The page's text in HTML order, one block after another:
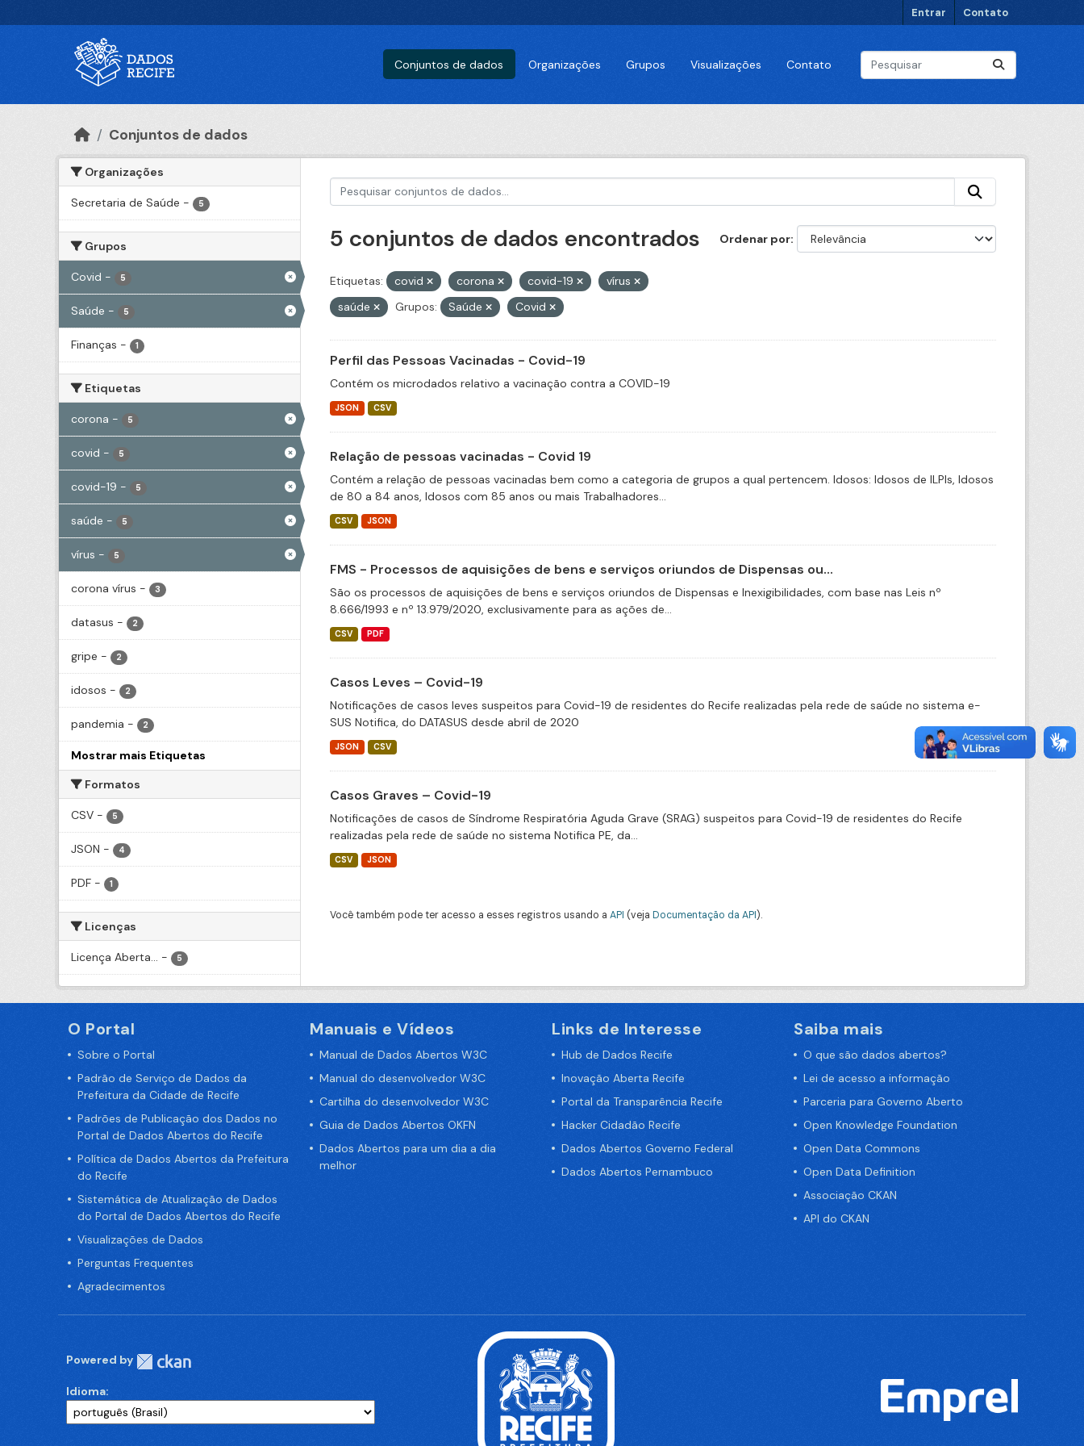
Entrar Contato
Conjuntos de dados Organizações Grupos Visualizações Contato
Conjuntos de dados
Organizações
Secretaria de Saúde - 5
Grupos
Covid - 5
Saúde - 5
Finanças - 1
Etiquetas
corona - 5
covid - 5
covid-19 - 5
saúde - 5
vírus - 5
corona vírus - 3
datasus - 2
gripe - 2
idosos - 2
pandemia - 2
Mostrar mais Etiquetas
Formatos
CSV - 5
JSON - 4
PDF - 1
Licenças
Licença Aberta... - 5
Ordenar por
5 conjuntos de dados encontrados
Etiquetas: covid corona covid-19
vírus
saúde
Grupos: Saúde Covid
Perfil das Pessoas Vacinadas - Covid-19
Contém os microdados relativo a vacinação contra a COVID-19
JSON CSV
Relação de pessoas vacinadas - Covid 19
Contém a relação de pessoas vacinadas bem como a categoria de grupos a qual pertencem. Idosos: Idosos de ILPIs, Idosos
de 80 a 84 anos, Idosos com 85 anos ou mais Trabalhadores...
CSV JSON
FMS - Processos de aquisições de bens e serviços oriundos de Dispensas ou...
São os processos de aquisições de bens e serviços oriundos de Dispensas e Inexigibilidades, com base nas Leis nº
8.666/1993 e nº 13.979/2020, exclusivamente para as ações de...
CSV PDF
Casos Leves – Covid-19
Notificações de casos leves suspeitos para Covid-19 de residentes do Recife realizadas pela rede de saúde no sistema e-
SUS Notifica, do DATASUS desde abril de 2020
JSON CSV
Casos Graves – Covid-19
Notificações de casos de Síndrome Respiratória Aguda Grave (SRAG) suspeitos para Covid-19 de residentes do Recife
realizadas pela rede de saúde no sistema Notifica PE, da...
CSV JSON
Você também pode ter acesso a esses registros usando a API (veja Documentação da API).
O Portal
Sobre o Portal
Padrão de Serviço de Dados da
Prefeitura da Cidade de Recife
Padrões de Publicação dos Dados no
Portal de Dados Abertos do Recife
Política de Dados Abertos da Prefeitura
do Recife
Sistemática de Atualização de Dados
do Portal de Dados Abertos do Recife
Visualizações de Dados
Perguntas Frequentes
Agradecimentos
Manuais e Vídeos
Manual de Dados Abertos W3C
Manual do desenvolvedor W3C
Cartilha do desenvolvedor W3C
Guia de Dados Abertos OKFN
Dados Abertos para um dia a dia
melhor
Links de Interesse
Hub de Dados Recife
Inovação Aberta Recife
Portal da Transparência Recife
Hacker Cidadão Recife
Dados Abertos Governo Federal
Dados Abertos Pernambuco
Saiba mais
O que são dados abertos?
Lei de acesso a informação
Parceria para Governo Aberto
Open Knowledge Foundation
Open Data Commons
Open Data Definition
Associação CKAN
API do CKAN
Powered by
Idioma